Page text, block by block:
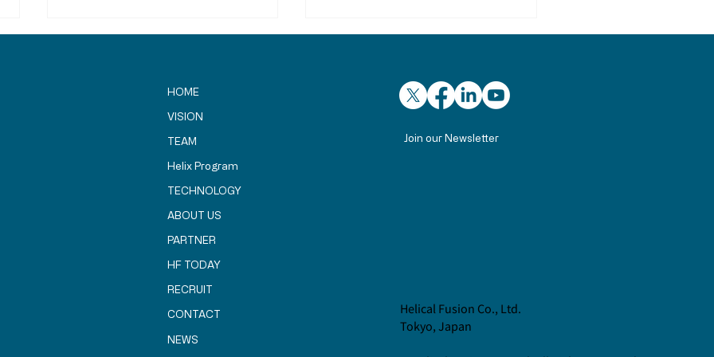
SBIR補助金プログラム関係者
の皆様が「Helix HARUKA」
建設地を視察されました
HOME
VISION
TEAM
Helix Program
TECHNOLOGY
ABOUT US
PARTNER
HF TODAY
RECRUIT
CONTACT
NEWS
Join our Newsletter
Helical Fusion Co., Ltd.
Tokyo, Japan